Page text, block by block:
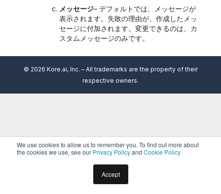
We use cookies to allow us to remember you. To find out more about
the cookies we use, see our Privacy Policyand Cookie Policy
Accept
メッセージ– デフォルトでは、メッセージが
表示されます。失敗の理由が、作成したメッ
セージに付加されます。変更できるのは、カ
スタムメッセージのみです。
© 2026 Kore.ai, Inc. – All trademarks are the property of their
respective owners.